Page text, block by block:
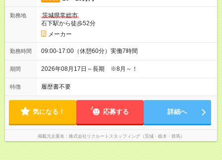
勤務地
茨城県常総市
石下駅から徒歩52分
メーカー
勤務時間 09:00-17:00（休憩60分）実働7時間
期間 2026年08月17日～長期 ※8月～！
特徴 履歴書不要
気になる！ 応募する 詳細へ
掲載元企業名 株式会社リクルートスタッフィング（茨城・栃木・群馬）